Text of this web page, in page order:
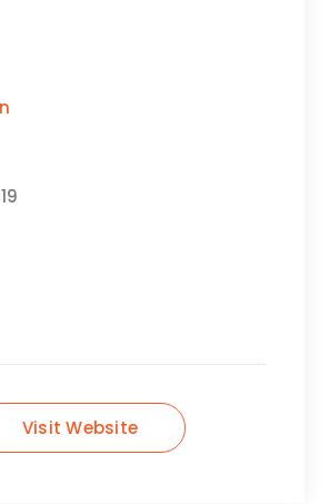
Visit Website